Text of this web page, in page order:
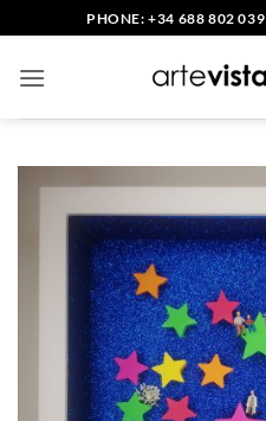
to
content
PHONE: +34 688 802 039